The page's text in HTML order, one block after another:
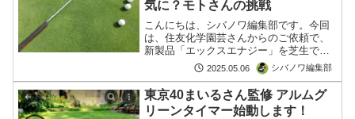
気に？モトさんの挑戦
こんにちは、シバノワ編集部です。今回
は、住友化学園芸さんからのご依頼で、
新製品「エックスエナジー」を芝生で試
す実験がスタートしたというワクワクの
ご報告です！「エックスエナジー」は、
ビール酵母抽出物をベースにしたバイオ
ステミュラント成分配合の続きを読む
2025.05.06 シバノワ編集部
東京40まいるさん監修 アルムグ
リーンタイマー始動します！